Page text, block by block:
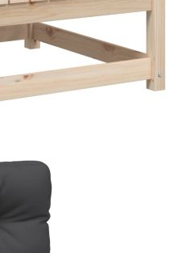
110 кг
възглавници, 3 части,
credit institutions
информационна цел.
си с бутона "Добави в
можете да изберете броя